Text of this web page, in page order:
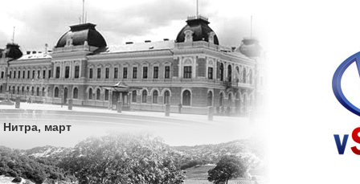
Нитра, март